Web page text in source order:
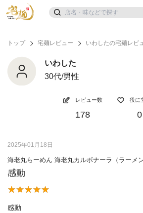
トップ 宅麺レビュー いわしたの宅麺レビ
いわした
30代/男性
レビュー数
178
役に
0
2025年01月18日
海老丸らーめん 海老丸カルボナーラ（ラーメ
感動
感動